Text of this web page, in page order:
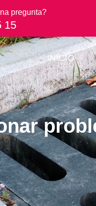
pregunta?
15
INICIO